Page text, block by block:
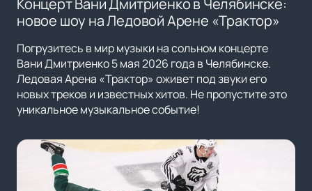
Концерт Вани Дмитриенко в Челябинске:
новое шоу на Ледовой Арене «Трактор»
Погрузитесь в мир музыки на сольном концерте
Вани Дмитриенко 5 мая 2026 года в Челябинске.
Ледовая Арена «Трактор» оживет под звуки его
новых треков и известных хитов. Не пропустите это
уникальное музыкальное событие!